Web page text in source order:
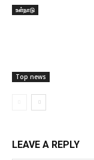
உள்நாடு
Top news
LEAVE A REPLY